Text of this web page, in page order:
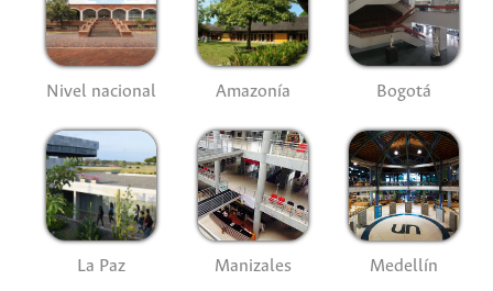
Nivel nacional Amazonía Bogotá
La Paz Manizales Medellín